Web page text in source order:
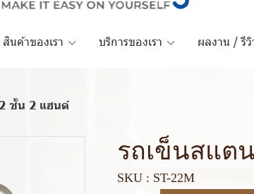
สินค้าของเรา บริการของเรา ผลงาน / รีวิ
ชั้น 2 แฮนด์
รถเข็นสแต
SKU : ST-22M